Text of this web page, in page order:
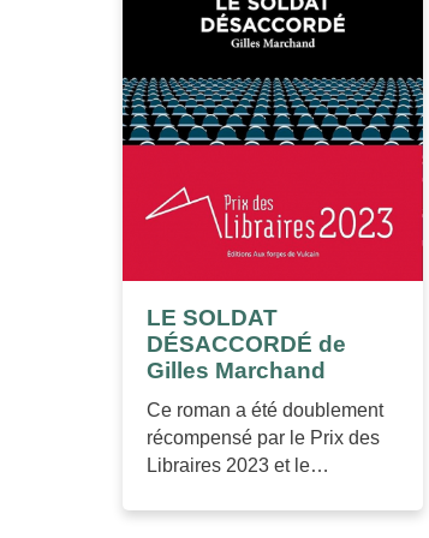
LE SOLDAT
DÉSACCORDÉ de
Gilles Marchand
Ce roman a été doublement
récompensé par le Prix des
Libraires 2023 et le…